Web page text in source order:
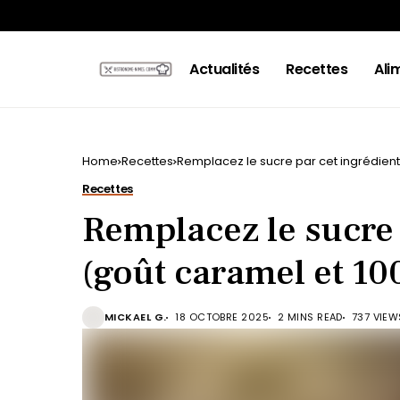
Actualités Recettes
Home Recettes Remplacez le sucre par cet
Recettes
Remplacez le
(goût caramel et
MICKAEL G. 18 OCTOBRE 2025 2 MINS READ 737